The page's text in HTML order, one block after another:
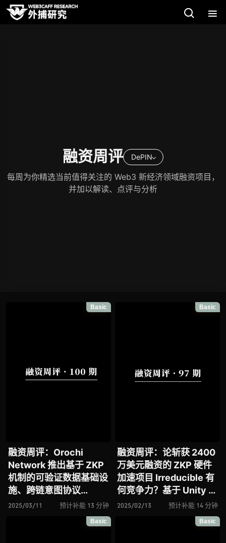
融资周评 DePIN
每周为你精选当前值得关注的 Web3 新经济领域融资项目，
并加以解读、点评与分析
Basic
融资周评：Orochi
Network 推出基于 ZKP
机制的可验证数据基础设
施、跨链意图协议
Across 能否借助 ERC-
7683 实现重塑以太坊跨
链交互标准的宏大愿景？
2025/03/11 预计补能 13 分钟
Basic
融资周评：论斩获 2400
万美元融资的 ZKP 硬件
加速项目 Irreducible 有
何竞争力？基于 Unity 引
擎构建的全栈解决方案
Beamable 能否成为链游
赛道变革加速器？去中心
2025/02/13 预计补能 14 分钟
Basic Basic